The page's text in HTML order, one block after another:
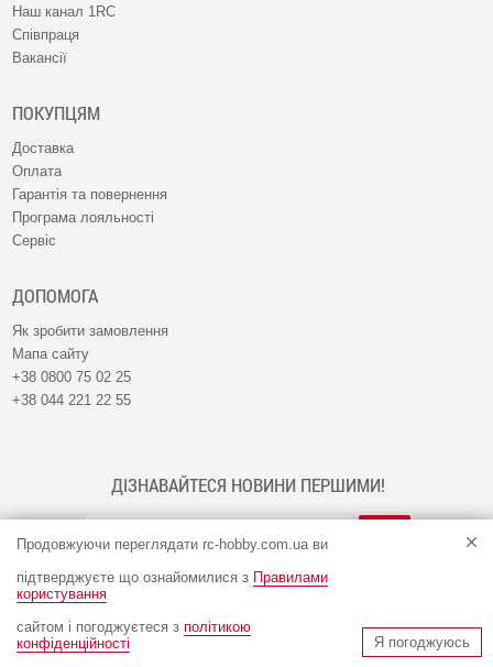
Продовжуючи переглядати rc-hobby.com.ua ви
підтверджуєте що ознайомилися з Правилами
користування
сайтом і погоджуєтеся з політикою
конфіденційності
Я погоджуюсь
Наш канал 1RC
Співпраця
Вакансії
ПОКУПЦЯМ
Доставка
Оплата
Гарантія та повернення
Програма лояльності
Сервіс
ДОПОМОГА
Як зробити замовлення
Мапа сайту
+38 0800 75 02 25
+38 044 221 22 55
ДІЗНАВАЙТЕСЯ НОВИНИ ПЕРШИМИ!
© Інтернет-магазин RC-HOBBY 2009 - 2026